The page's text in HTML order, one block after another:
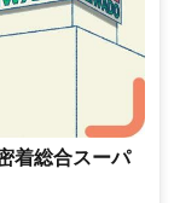
着総合スーパ